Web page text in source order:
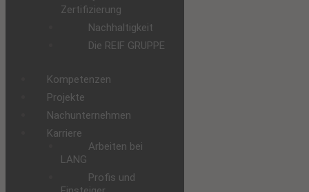
Zertifizierung
Nachhaltigkeit
Die REIF GRUPPE
Kompetenzen
Projekte
Nachunternehmen
Karriere
Arbeiten bei
LANG
Profis und